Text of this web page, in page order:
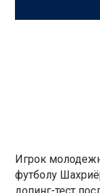
Игрок
футболу